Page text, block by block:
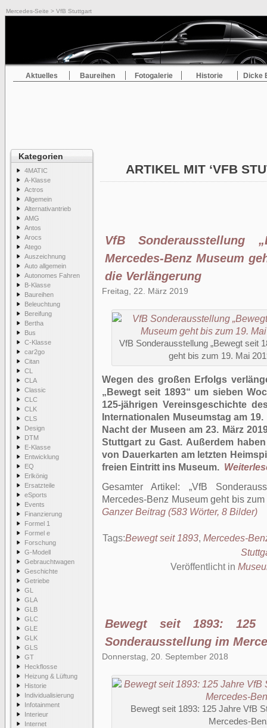
Mercedes-Seite > VfB Stuttgart
Aktuelles Baureihen Fotogalerie Historie Dicke
Kategorien
4MATIC
A-Klasse
Actros
Allgemein
Alternativantrieb
AMG
Antos
Arocs
Atego
Auszeichnung
Auto allgemein
Autonomes Fahren
B-Klasse
Baureihen
Beleuchtung
Bereifung
Bertha
Bus
C-Klasse
car2go
Citan
CL
CLA
Classic
CLC
CLK
CLS
Design
DTM
E-Klasse
Entwicklung
EQ
Erlkönig
Ersatzteile
eSports
Events
Finanzierung
Formel 1
Formel e
Forschung
G-Modell
Gebrauchtwagen
Geschichte
Getriebe
GL
GLA
GLB
GLC
GLE
GLK
GLS
GT
Heckflosse
Heizung & Lüftung
Historie
Individualisierung
Infotainment
Interieur
Internet
ARTIKEL MIT ‘VFB
VfB Sonderausstellung
Mercedes-Benz Museum
die Verlängerung
Freitag, 22. März 2019
VfB Sonderausstellung „Bewegt seit
geht bis zum 19. Mai
Wegen des großen Erfolgs
„Bewegt seit 1893“ um sieben
125-jährigen Vereinsgeschichte
Internationalen Museumstag am
Nacht der Museen am 23. März
Stuttgart zu Gast. Außerdem
von Dauerkarten am letzten
freien Eintritt ins Museum.
Gesamter Artikel:
VfB
Mercedes-Benz Museum geht bis
Ganzer Beitrag (583 Wörter, 8 Bilder)
Tags:Bewegt seit 1893, Mercedes-
Veröffentlicht in
Bewegt seit 1893:
Sonderausstellung im
Donnerstag, 20. September 2018
Bewegt seit 1893: 125 Jahre VfB
Mercedes-